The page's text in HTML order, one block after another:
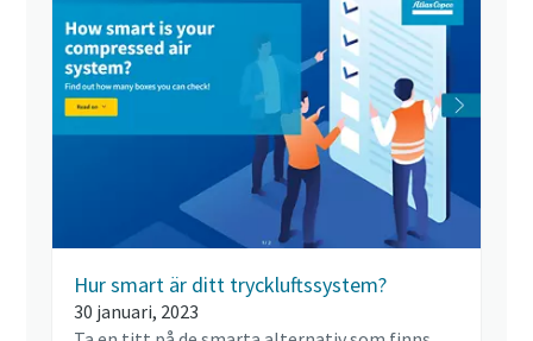
Hur smart är ditt tryckluftssystem?
30 januari, 2023